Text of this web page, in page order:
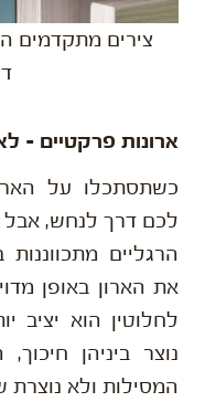
צירים מתקדמים
ארונות פרקטיים –
כשתסתכלו על
לכם דרך לנחש, אבל
הרגליים
את הארון באופן
לחלוטין הוא יציב
נוצר ביניהן
המסילות ולא נוצרת